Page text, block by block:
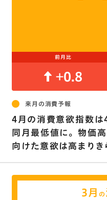
前月比
+0.8
来月の消費予報
4月の消費意欲指数
同月最低値に｡ 物価
向けた意欲は高まりき
3月 の